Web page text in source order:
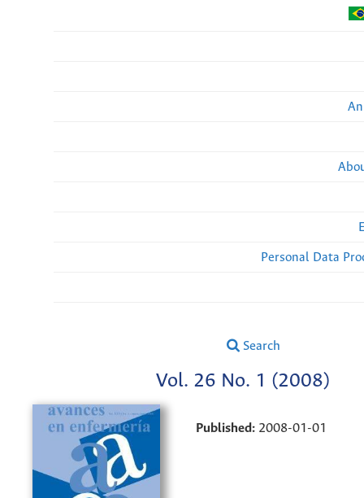
Personal Data
Search
Vol. 26 No. 1 (2008)
Published: 2008-01-01